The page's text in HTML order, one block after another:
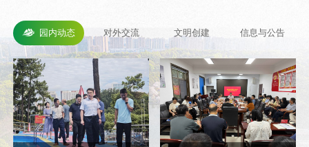
园内动态 对外交流 文明创建 信息与公告